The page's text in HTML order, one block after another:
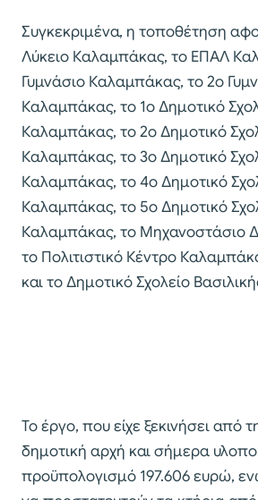
Συγκεκριμένα, η τοποθέτηση
Λύκειο Καλαμπάκας, το ΕΠΑΛ
Γυμνάσιο Καλαμπάκας, το 2ο
Καλαμπάκας, το 1ο Δημοτικό
Καλαμπάκας, το 2ο Δημοτικό
Καλαμπάκας, το 3ο Δημοτικό
Καλαμπάκας, το 4ο Δημοτικό
Καλαμπάκας, το 5ο Δημοτικό
Καλαμπάκας, το Μηχανοστάσιο
το Πολιτιστικό Κέντρο
και το Δημοτικό Σχολείο
Το έργο, που είχε ξεκινήσει από
δημοτική αρχή και σήμερα
προϋπολογισμό 197.606 ευρώ,